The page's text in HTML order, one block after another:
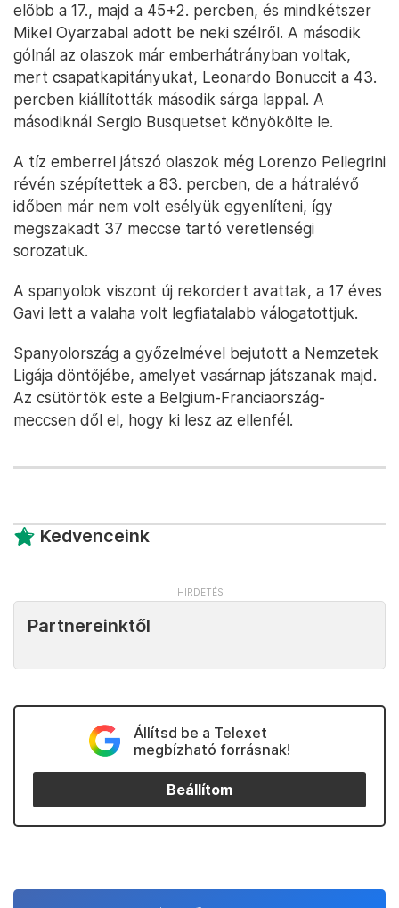
előbb a 17., majd a 45+2. percben, és mindkétszer
Mikel Oyarzabal adott be neki szélről. A második
gólnál az olaszok már emberhátrányban voltak,
mert csapatkapitányukat, Leonardo Bonuccit a 43.
percben kiállították második sárga lappal. A
másodiknál Sergio Busquetset könyökölte le.
A tíz emberrel játszó olaszok még Lorenzo Pellegrini
révén szépítettek a 83. percben, de a hátralévő
időben már nem volt esélyük egyenlíteni, így
megszakadt 37 meccse tartó veretlenségi
sorozatuk.
A spanyolok viszont új rekordert avattak, a 17 éves
Gavi lett a valaha volt legfiatalabb válogatottjuk.
Spanyolország a győzelmével bejutott a Nemzetek
Ligája döntőjébe, amelyet vasárnap játszanak majd.
Az csütörtök este a Belgium-Franciaország-
meccsen dől el, hogy ki lesz az ellenfél.
Kedvenceink
Partnereinktől
Állítsd be a Telexet
megbízható forrásnak!
Beállítom